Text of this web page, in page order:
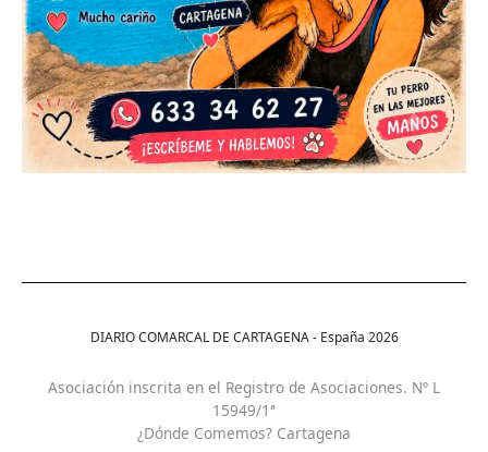
DIARIO COMARCAL DE CARTAGENA - España 2026
Asociación inscrita en el Registro de Asociaciones. Nº L
15949/1ª
¿Dónde Comemos? Cartagena